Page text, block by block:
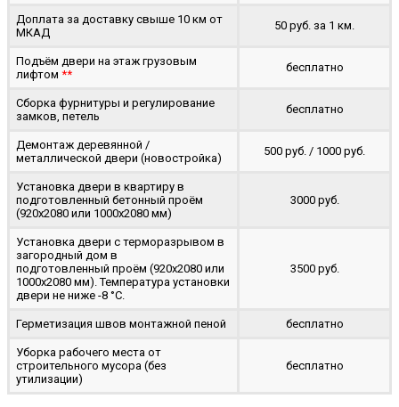
Доплата за доставку свыше 10 км от
МКАД
50 руб. за 1 км.
Подъём двери на этаж грузовым
лифтом **
бесплатно
Сборка фурнитуры и регулирование
замков, петель
бесплатно
Демонтаж деревянной /
металлической двери (новостройка)
500 руб. / 1000 руб.
Установка двери в квартиру в
подготовленный бетонный проём
(920x2080 или 1000x2080 мм)
3000 руб.
Установка двери с терморазрывом в
загородный дом в
подготовленный проём (920x2080 или
1000x2080 мм). Температура установки
двери не ниже -8 °C.
3500 руб.
Герметизация швов монтажной пеной бесплатно
Уборка рабочего места от
строительного мусора (без
утилизации)
бесплатно